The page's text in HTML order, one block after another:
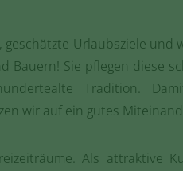
Urlaubsziele und
Bauern! Sie pflegen diese
Tradition.
wir auf ein gutes
Als attraktive